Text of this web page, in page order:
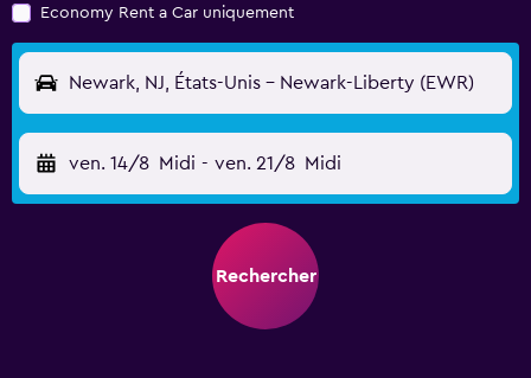
Economy Rent a Car uniquement
Newark, NJ, États-Unis - Newark-Liberty (EWR)
ven. 14/8 Midi - ven. 21/8 Midi
Rechercher